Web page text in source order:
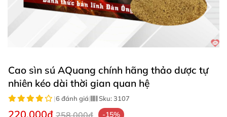
Cao sìn sú AQuang chính hãng thảo dược tự
nhiên kéo dài thời gian quan hệ
|6 đánh giá| Sku:3107
220.000₫ 258.000₫ -15%